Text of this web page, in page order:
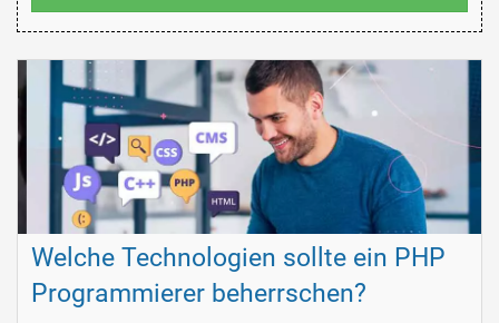
Welche Technologien sollte ein PHP
Programmierer beherrschen?